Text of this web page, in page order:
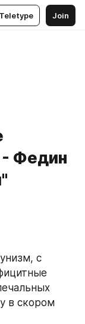
Join
- Федин
с
в скором